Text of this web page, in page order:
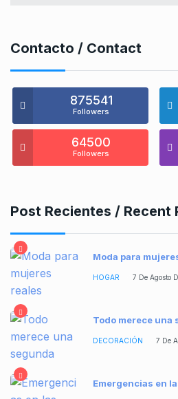
Contacto / Contact
875541
Followers
64500
Followers
Post Recientes / Recent
Moda para
HOGAR 7 De Agosto
Todo merece una
DECORACIÓN 7 De
Emergencias en